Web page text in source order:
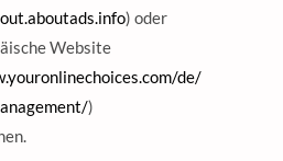
) oder
Website
de/
)